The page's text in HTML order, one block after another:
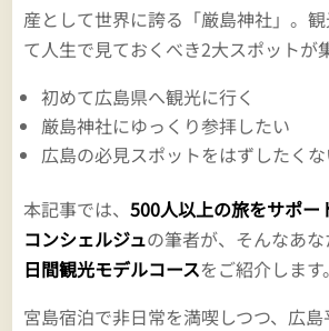
産として世界に誇る「厳島神社」。
て人生で見ておくべき2大スポットが
初めて広島県へ観光に行く
厳島神社にゆっくり参拝したい
広島の必見スポットをはずしたく
本記事では、500人以上の旅をサポー
コンシェルジュの筆者が、そんなあ
日間観光モデルコースをご紹介します。
宮島宿泊で非日常を満喫しつつ、広